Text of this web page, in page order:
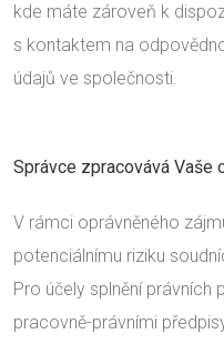
kde máte zároveň k
s kontaktem na
údajů ve společnosti.
Správce zpracovává Vaše
V rámci oprávněného
potenciálnímu riziku
Pro účely splnění právních
pracovně-právními